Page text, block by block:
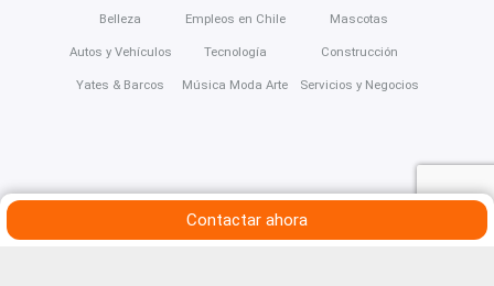
Contactar ahora
Belleza
Autos y Vehículos
Yates & Barcos
Empleos en Chile
Tecnología
Música Moda Arte
Mascotas
Construcción
Servicios y Negocios